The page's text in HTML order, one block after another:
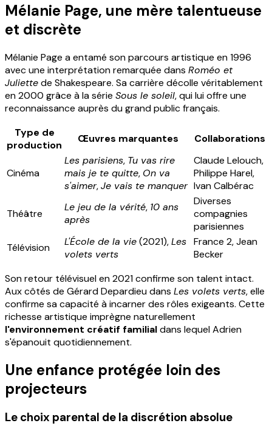
Mélanie Page, une mère talentueuse
et discrète
Mélanie Page a entamé son parcours artistique en 1996
avec une interprétation remarquée dans Roméo et
Juliettede Shakespeare. Sa carrière décolle véritablement
en 2000 grâce à la série Sous le soleil, qui lui offre une
reconnaissance auprès du grand public français.
Type de
production
Œuvres marquantes Collaborations
Cinéma
Les parisiens, Tu vas rire
mais je te quitte, On va
s'aimer,Je vais te manquer
Claude Lelouch,
Philippe Harel,
Ivan Calbérac
Théâtre
Le jeu de la vérité, 10 ans
après
Diverses
compagnies
parisiennes
Télévision
L'École de la vie(2021),Les
volets verts
France 2, Jean
Becker
Son retour télévisuel en 2021 confirme son talent intact.
Aux côtés de Gérard Depardieu dans Les volets verts, elle
confirme sa capacité à incarner des rôles exigeants. Cette
richesse artistique imprègne naturellement
l'environnement créatif familialdans lequel Adrien
s'épanouit quotidiennement.
Une enfance protégée loin des
projecteurs
Le choix parental de la discrétion absolue